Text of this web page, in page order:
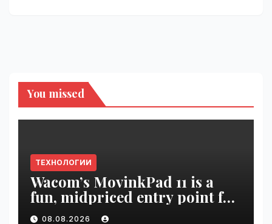
You missed
ТЕХНОЛОГИИ
Wacom’s MovinkPad 11 is a
fun, midpriced entry point for
digital artists | VseTime.ru
08.08.2026